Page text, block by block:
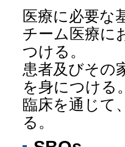
医療に必要な
チーム医療に
つける。
患者及びその
を身につける
臨床を通じて
る。